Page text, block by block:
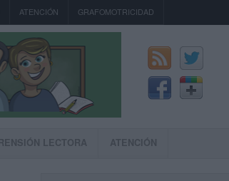
ATENCIÓN GRAFOMOTRICIDAD
LECTORA ATENCIÓN